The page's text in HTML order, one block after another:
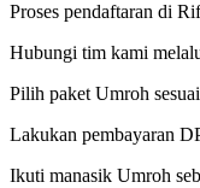
Proses pendaftaran di
Hubungi tim kami
Pilih paket Umroh
Lakukan pembayaran
Ikuti manasik Umroh